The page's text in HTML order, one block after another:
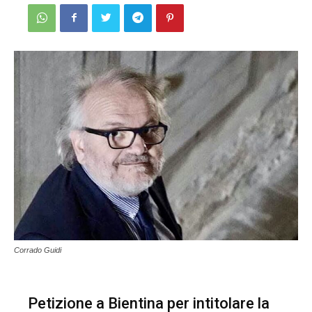
Corrado Guidi
Petizione a Bientina per intitolare la